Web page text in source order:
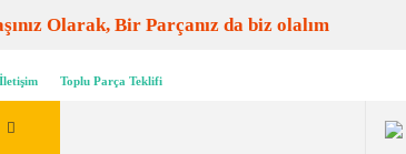
Olarak, Bir Parçanız da biz olalım
İletişim Toplu Parça Teklifi